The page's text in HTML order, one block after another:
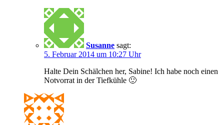
Susanne sagt:
5. Februar 2014 um 10:27 Uhr
Halte Dein Schälchen her, Sabine! Ich habe noch einen
Notvorrat in der Tiefkühle 🙂